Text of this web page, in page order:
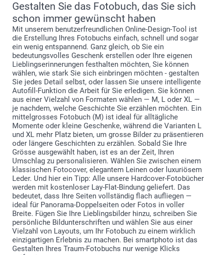
Gestalten Sie das Fotobuch, das Sie sich
schon immer gewünscht haben
Mit unserem benutzerfreundlichen Online-Design-Tool ist
die Erstellung Ihres Fotobuchs einfach, schnell und sogar
ein wenig entspannend. Ganz gleich, ob Sie ein
bedeutungsvolles Geschenk erstellen oder Ihre eigenen
Lieblingserinnerungen festhalten möchten, Sie können
wählen, wie stark Sie sich einbringen möchten - gestalten
Sie jedes Detail selbst, oder lassen Sie unsere intelligente
Autofill-Funktion die Arbeit für Sie erledigen. Sie können
aus einer Vielzahl von Formaten wählen — M, L oder XL —
je nachdem, welche Geschichte Sie erzählen möchten. Ein
mittelgrosses Fotobuch (M) ist ideal für alltägliche
Momente oder kleine Geschenke, während die Varianten L
und XL mehr Platz bieten, um grosse Bilder zu präsentieren
oder längere Geschichten zu erzählen. Sobald Sie Ihre
Grösse ausgewählt haben, ist es an der Zeit, Ihren
Umschlag zu personalisieren. Wählen Sie zwischen einem
klassischen Fotocover, elegantem Leinen oder luxuriösem
Leder. Und hier ein Tipp: Alle unsere Hardcover-Fotobücher
werden mit kostenloser Lay-Flat-Bindung geliefert. Das
bedeutet, dass Ihre Seiten vollständig flach aufliegen —
ideal für Panorama-Doppelseiten oder Fotos in voller
Breite. Fügen Sie Ihre Lieblingsbilder hinzu, schreiben Sie
persönliche Bildunterschriften und wählen Sie aus einer
Vielzahl von Layouts, um Ihr Fotobuch zu einem wirklich
einzigartigen Erlebnis zu machen. Bei smartphoto ist das
Gestalten Ihres Traum-Fotobuchs nur wenige Klicks